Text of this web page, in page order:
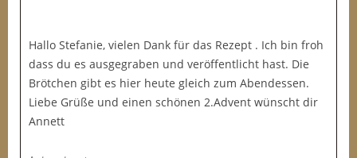
Hallo Stefanie, vielen Dank für das Rezept . Ich bin froh
dass du es ausgegraben und veröffentlicht hast. Die
Brötchen gibt es hier heute gleich zum Abendessen.
Liebe Grüße und einen schönen 2.Advent wünscht dir
Annett